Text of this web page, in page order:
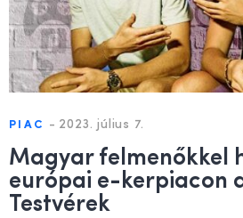
PIAC - 2023. július 7.
Magyar felmenőkkel
európai e-kerpiacon
Testvérek